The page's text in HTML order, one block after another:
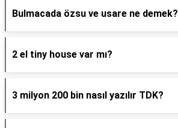
Bulmacada özsu ve usare ne demek?
2 el tiny house var mı?
3 milyon 200 bin nasıl yazılır TDK?